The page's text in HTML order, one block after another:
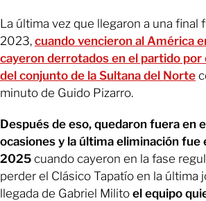
La última vez que llegaron a una final
2023, cuando vencieron al América
cayeron derrotados en el partido por
del conjunto de la Sultana del Norte
minuto de Guido Pizarro.
Después de eso, quedaron fuera en
ocasiones y la última eliminación fue
2025 cuando cayeron en la fase
perder el Clásico Tapatío en la última
llegada de Gabriel Milito el equipo